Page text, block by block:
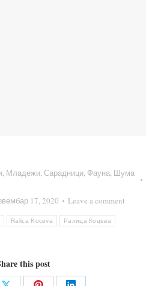
, Младежи,Сарадници, Фауна, Шума
17, 2020
Leave a comment
Ralica Koceva Ралица Коцева
this post